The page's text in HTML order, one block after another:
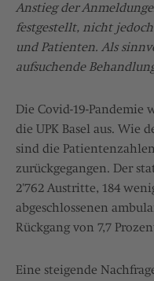
Anstieg der
festgestellt, nicht
und Patienten. Als
aufsuchende
Die Covid-19-Pandemie
die UPK Basel aus. Wie
sind die
zurückgegangen. Der
2'762 Austritte, 184
abgeschlossenen
Rückgang von 7,7
Eine steigende